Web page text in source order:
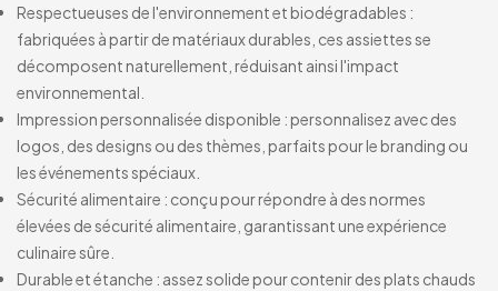
Respectueuses de l'environnement et biodégradables :
fabriquées à partir de matériaux durables, ces assiettes se
décomposent naturellement, réduisant ainsi l'impact
environnemental.
Impression personnalisée disponible : personnalisez avec des
logos, des designs ou des thèmes, parfaits pour le branding ou
les événements spéciaux.
Sécurité alimentaire : conçu pour répondre à des normes
élevées de sécurité alimentaire, garantissant une expérience
culinaire sûre.
Durable et étanche : assez solide pour contenir des plats chauds